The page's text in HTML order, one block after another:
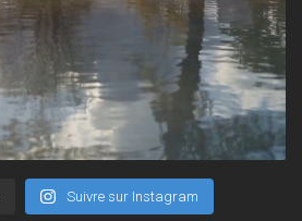
Suivre sur Instagram